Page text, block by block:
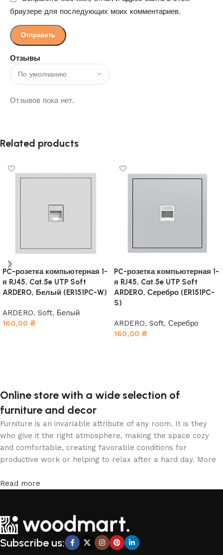
Отзывы
Отзывов пока нет.
браузере для последующих моих комментариев.
Related products
PC-розетка компьютерная 1-
я RJ45, Cat.5e UTP Soft
ARDERO, Белый (ER151PC-W)
ARDERO, Soft, Белый
160,00 ₴
PC-розетка компьютерная 1-
я RJ45, Cat.5e UTP Soft
ARDERO, Серебро (ER151PC-
S)
ARDERO, Soft, Серебро
160,00 ₴
Online store with a wide selection of
furniture and decor
Furniture is an invariable attribute of any room. It is they
who give it the right atmosphere, making the space cozy
and comfortable, creating favorable conditions for
productive work or helping to relax after a hard day. More
online store, when you can sit down at the computer in your
of furniture: both home and office furniture are available.
Furniture production is a modern form of art
Furniture manufacturers, as well as manufacturers of other
Read more
Subscribe us: